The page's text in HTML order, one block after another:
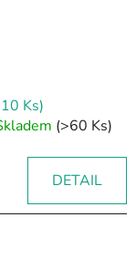
Ks)
(>60 Ks)
DETAIL